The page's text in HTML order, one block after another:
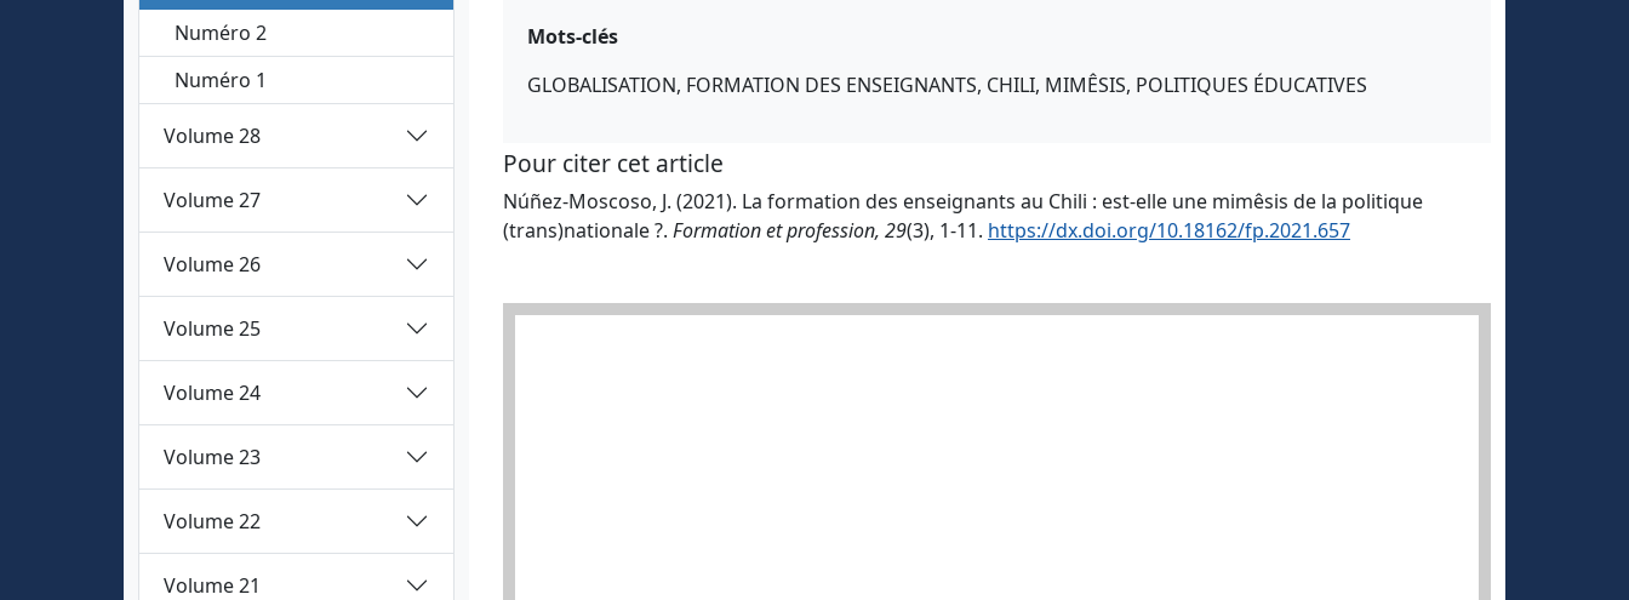
Numéro 2
Numéro 1
Volume 28
Volume 27
Volume 26
Volume 25
Volume 24
Volume 23
Volume 22
Volume 21
Mots-clés
GLOBALISATION, FORMATION DES ENSEIGNANTS, CHILI, MIMÊSIS, POLITIQUES ÉDUCATIVES
Pour citer cet article
Núñez-Moscoso, J. (2021). La formation des enseignants au Chili : est-elle une mimêsis de la politique
(trans)nationale ?. Formation et profession, 29(3), 1-11. https://dx.doi.org/10.18162/fp.2021.657